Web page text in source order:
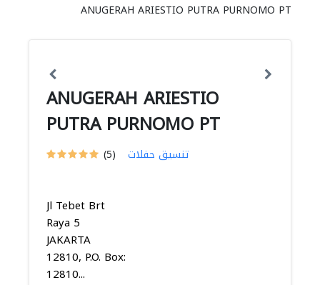
ANUGERAH ARIESTIO PUTRA PURNOMO PT
ANUGERAH ARIESTIO
PUTRA PURNOMO PT
(5) تنسيق حفلات
Jl Tebet Brt
Raya 5
JAKARTA
12810, P.O. Box:
12810...